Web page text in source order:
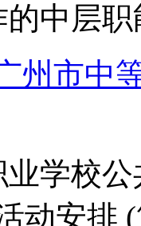
中层
州市中
学校
动安排